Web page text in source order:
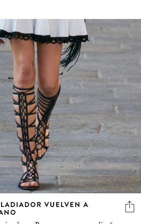
VUELVEN A
en Roma regresa con diseños